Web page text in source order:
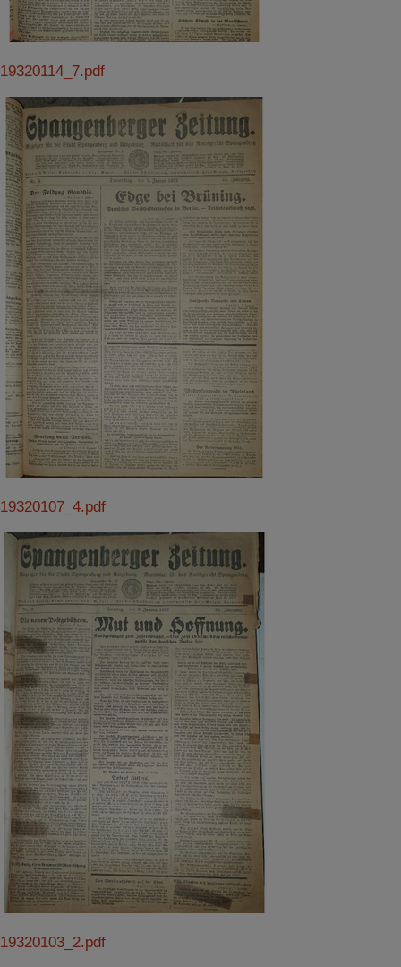
19320114_7.pdf
19320107_4.pdf
19320103_2.pdf